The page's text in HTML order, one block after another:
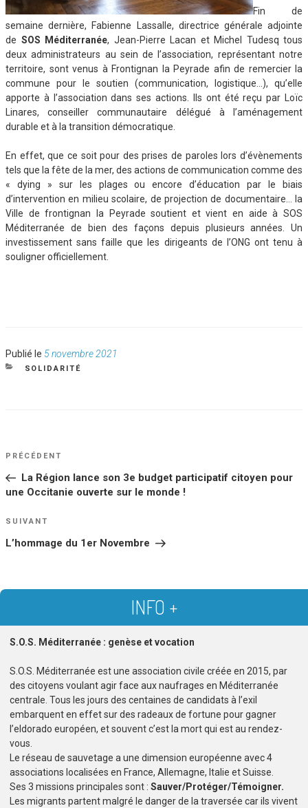
Fin de
semaine dernière, Fabienne Lassalle, directrice générale adjointe
de SOS Méditerranée, Jean-Pierre Lacan et Michel Tudesq tous
deux administrateurs au sein de l’association, représentant notre
territoire, sont venus à Frontignan la Peyrade afin de remercier la
commune pour le soutien (communication, logistique…), qu’elle
apporte à l’association dans ses actions. Ils ont été reçu par Loïc
Linares, conseiller communautaire délégué à l’aménagement
durable et à la transition démocratique.
En effet, que ce soit pour des prises de paroles lors d’évènements
tels que la fête de la mer, des actions de communication comme des
« dying » sur les plages ou encore d’éducation par le biais
d’intervention en milieu scolaire, de projection de documentaire… la
Ville de frontignan la Peyrade soutient et vient en aide à SOS
Méditerranée de bien des façons depuis plusieurs années. Un
investissement sans faille que les dirigeants de l’ONG ont tenu à
souligner officiellement.
Publié le Publié
le
5 novembre 2021
CATÉGORIES
SOLIDARITÉ
NAVIGATION
DE
L’ARTICLE
Article
PRÉCÉDENT
La Région lance son 3e budget participatif citoyen pour
une Occitanie ouverte sur le monde !
Article
SUIVANT
L’hommage du 1er Novembre
INFO +
S.O.S. Méditerranée : genèse et vocation
S.O.S. Méditerranée est une association civile créée en 2015, par
des citoyens voulant agir face aux naufrages en Méditerranée
centrale. Tous les jours des centaines de candidats à l’exil
embarquent en effet sur des radeaux de fortune pour gagner
l’eldorado européen, et souvent c’est la mort qui est au rendez-
vous.
Le réseau de sauvetage a une dimension européenne avec 4
associations localisées en France, Allemagne, Italie et Suisse.
Ses 3 missions principales sont : Sauver/Protéger/Témoigner.
Les migrants partent malgré le danger de la traversée car ils vivent